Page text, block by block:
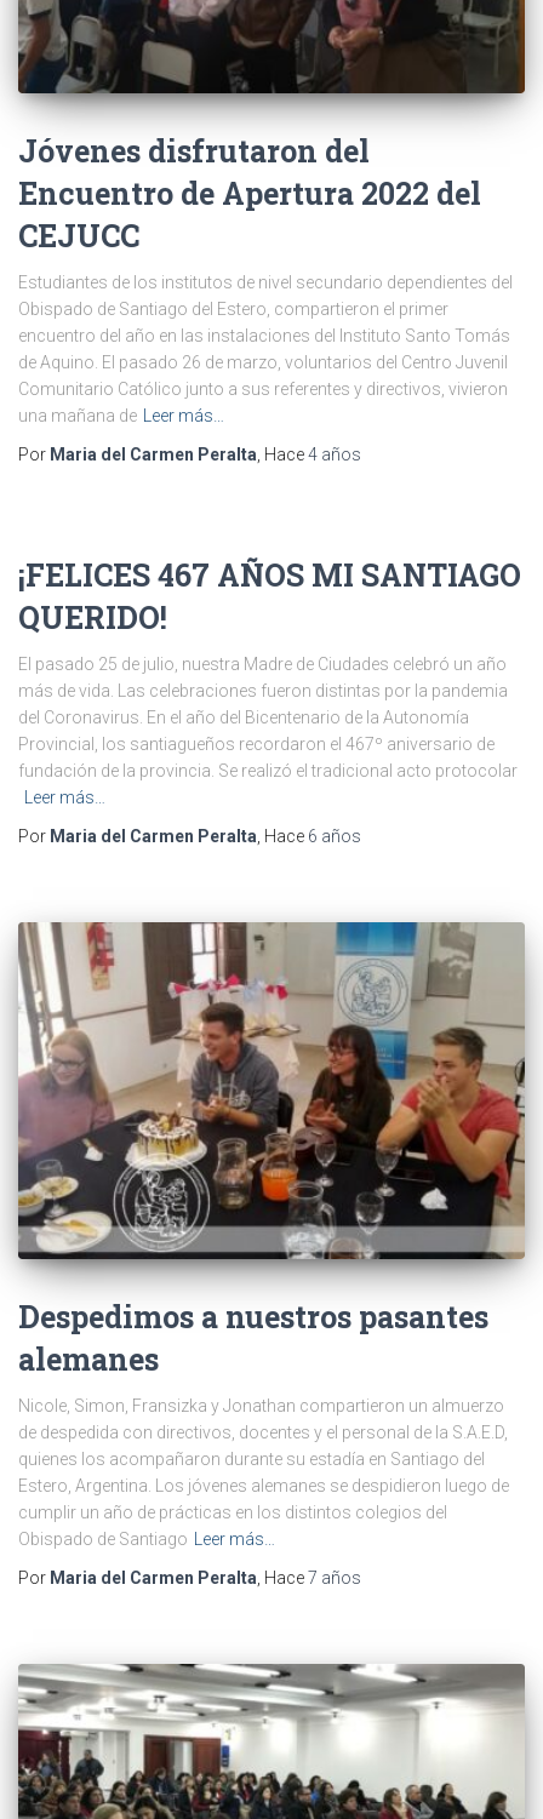
Jóvenes disfrutaron del
Encuentro de Apertura 2022 del
CEJUCC
Estudiantes de los institutos de nivel secundario dependientes del
Obispado de Santiago del Estero, compartieron el primer
encuentro del año en las instalaciones del Instituto Santo Tomás
de Aquino. El pasado 26 de marzo, voluntarios del Centro Juvenil
Comunitario Católico junto a sus referentes y directivos, vivieron
una mañana de
Leer más…
Por Maria del Carmen Peralta , Hace4 años
¡FELICES 467 AÑOS MI SANTIAGO
QUERIDO!
El pasado 25 de julio, nuestra Madre de Ciudades celebró un año
más de vida. Las celebraciones fueron distintas por la pandemia
del Coronavirus. En el año del Bicentenario de la Autonomía
Provincial, los santiagueños recordaron el 467º aniversario de
fundación de la provincia. Se realizó el tradicional acto protocolar
Leer más…
Por Maria del Carmen Peralta , Hace 6 años
Despedimos a nuestros pasantes
alemanes
Nicole, Simon, Fransizka y Jonathan compartieron un almuerzo
de despedida con directivos, docentes y el personal de la S.A.E.D,
quienes los acompañaron durante su estadía en Santiago del
Estero, Argentina. Los jóvenes alemanes se despidieron luego de
cumplir un año de prácticas en los distintos colegios del
Obispado de Santiago Leer más…
Por Maria del Carmen Peralta, Hace7 años